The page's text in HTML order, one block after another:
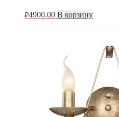
₽4900.00 В корзину